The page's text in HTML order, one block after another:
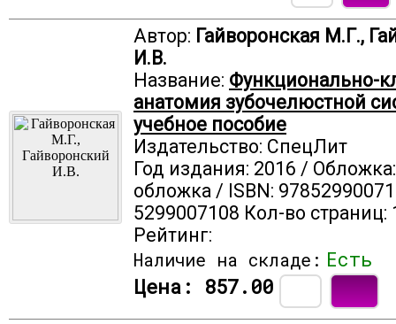
Автор: Гайворонская М.Г.,
И.В.
Название: Функционально-
анатомия зубочелюстной
учебное пособие
Издательство: СпецЛит
Год издания: 2016 /
обложка / ISBN:
5299007108 Кол-во страниц:
Рейтинг:
Наличие на складе: Есть
Цена: 857.00